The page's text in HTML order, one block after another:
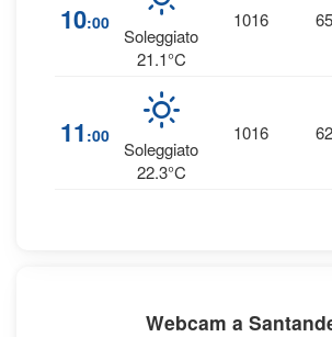
10:00
Soleggiato
21.1°C
1016 65
11 :00
Soleggiato
22.3°C
1016 62
Webcam a